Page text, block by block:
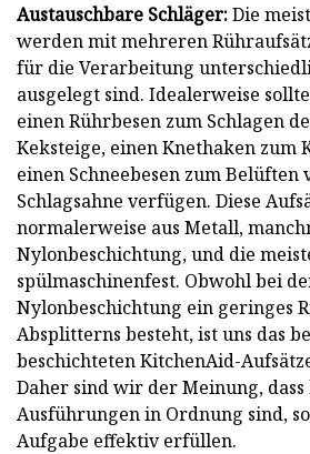
Austauschbare Schläger:Die
werden mit mehreren
für die Verarbeitung
ausgelegt sind. Idealerweise
einen Rührbesen zum Schlagen
Keksteige, einen Knethaken zum
einen Schneebesen zum Belüften
Schlagsahne verfügen. Diese
normalerweise aus Metall,
Nylonbeschichtung, und die
spülmaschinenfest. Obwohl bei
Nylonbeschichtung ein geringes
Absplitterns besteht, ist uns das
beschichteten KitchenAid-
Daher sind wir der Meinung, dass
Ausführungen in Ordnung sind,
Aufgabe effektiv erfüllen.